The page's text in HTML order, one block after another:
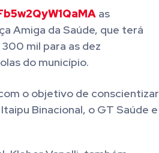
as
Amiga da Saúde, que terá
mil para as dez
do município.
o objetivo de conscientizar
Binacional, o GT Saúde e